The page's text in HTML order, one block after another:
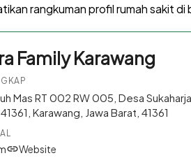
rangkuman profil rumah sakit di
Family Karawang
Mas RT 002 RW 005, Desa
Karawang, Jawa Barat, 41361
Website